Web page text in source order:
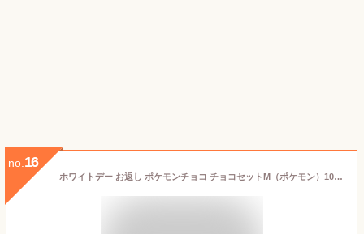
no. 16
ホワイトデー お返し ポケモンチョコ チョコセットM（ポケモン）10個入 ポケットモンスター のし包装メッセージカード不可 C-26 SA / チョコレート 缶 かわいい お菓子 誕生日 プレゼント キャラクター JGS